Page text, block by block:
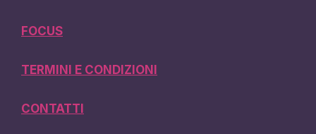
FOCUS
TERMINI E CONDIZIONI
CONTATTI